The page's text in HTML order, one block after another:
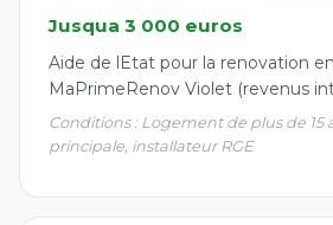
Jusqua 3 000 euros
Aide de lEtat pour la renovation
MaPrimeRenov Violet (revenus
Conditions : Logement de plus de 15
principale, installateur RGE